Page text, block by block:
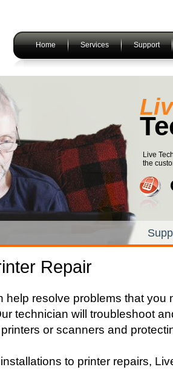
Home Services Support
Live
the
Repair
help resolve problems that you
technician will troubleshoot
or scanners and
to printer repairs,